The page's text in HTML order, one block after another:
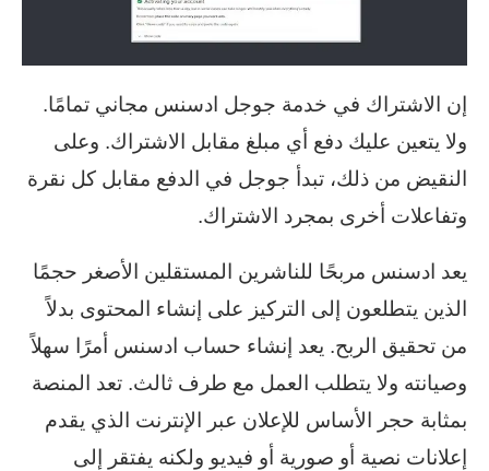
إن الاشتراك في خدمة جوجل ادسنس مجاني تمامًا.
ولا يتعين عليك دفع أي مبلغ مقابل الاشتراك. وعلى
النقيض من ذلك، تبدأ جوجل في الدفع مقابل كل نقرة
وتفاعلات أخرى بمجرد الاشتراك.
يعد ادسنس مربحًا للناشرين المستقلين الأصغر حجمًا
الذين يتطلعون إلى التركيز على إنشاء المحتوى بدلاً
من تحقيق الربح. يعد إنشاء حساب ادسنس أمرًا سهلاً
وصيانته ولا يتطلب العمل مع طرف ثالث. تعد المنصة
بمثابة حجر الأساس للإعلان عبر الإنترنت الذي يقدم
إعلانات نصية أو صورية أو فيديو ولكنه يفتقر إلى